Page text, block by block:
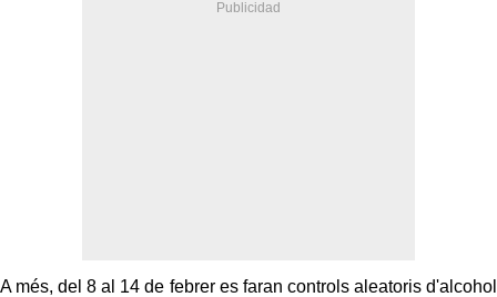
A més, del 8 al 14 de febrer es faran controls aleatoris d'alcohol